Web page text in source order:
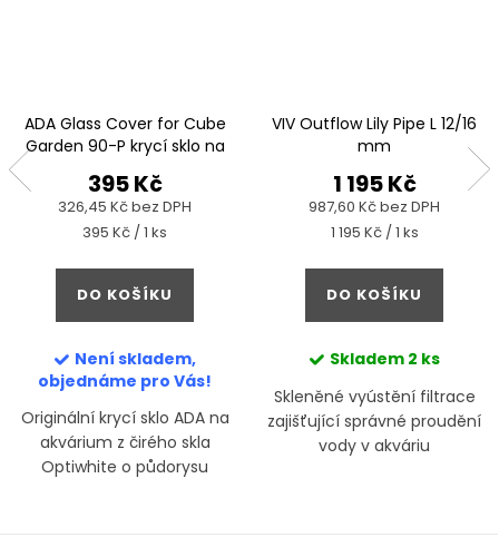
ADA Glass Cover for Cube
Garden 90-P krycí sklo na
akvárium
326,45 Kč bez DPH
395 Kč
Měrná
395 Kč / 1 ks
DO KOŠÍKU
Není skladem,
objednáme pro Vás!
Originální krycí sklo ADA na
akvárium z čirého skla
Optiwhite o půdorysu
VIV Outflow Lily Pipe L 12/16
mm
987,60 Kč bez DPH
1 195 Kč
Měrná
1 195 Kč / 1 ks
DO KOŠÍKU
Skladem 2 ks
Skleněné vyústění filtrace
zajišťující správné proudění
vody v akváriu